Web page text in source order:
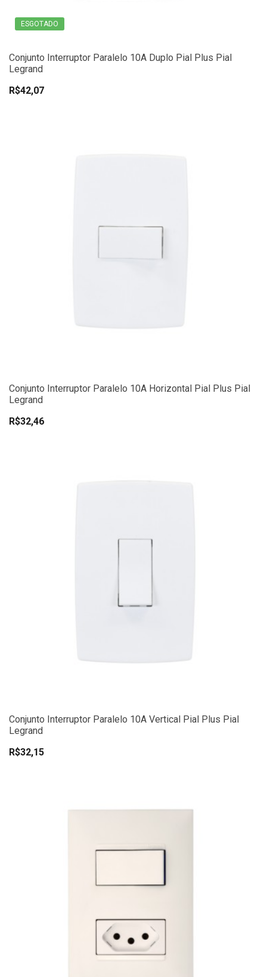
ESGOTADO
Conjunto Interruptor Paralelo 10A Duplo Pial Plus Pial
Legrand
R$42,07
Conjunto Interruptor Paralelo 10A Horizontal Pial Plus Pial
Legrand
R$32,46
Conjunto Interruptor Paralelo 10A Vertical Pial Plus Pial
Legrand
R$32,15